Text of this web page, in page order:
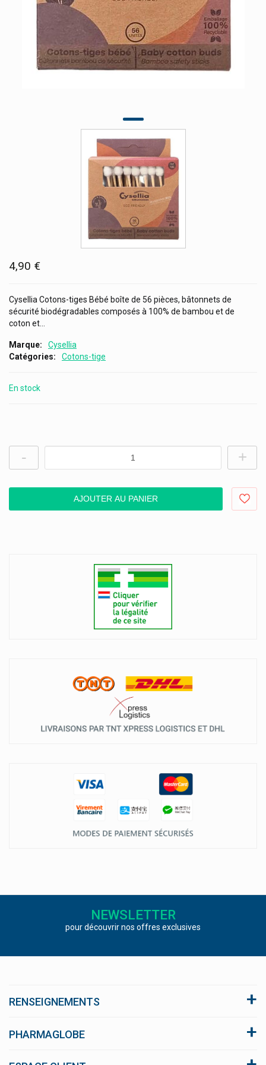
4,90 €
Cysellia Cotons-tiges Bébé boîte de 56 pièces, bâtonnets de
sécurité biodégradables composés à 100% de bambou et de
coton et...
Marque
Cysellia
Catégories
Cotons-tige
En stock
- +
AJOUTER AU PANIER
NEWSLETTER
pour découvrir nos offres exclusives
RENSEIGNEMENTS
PHARMAGLOBE